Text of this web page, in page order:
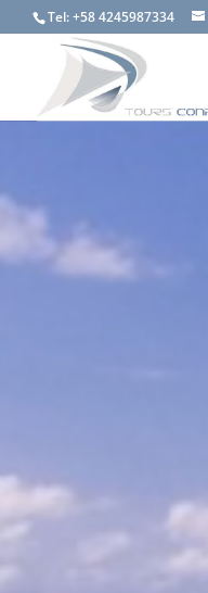
Tel: +58 4245987334